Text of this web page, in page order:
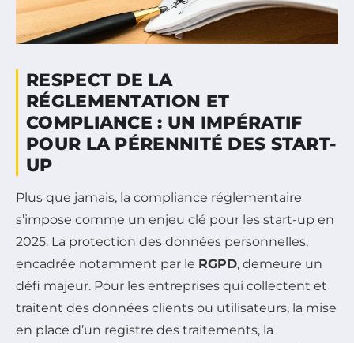
RESPECT DE LA
RÉGLEMENTATION ET
COMPLIANCE : UN IMPÉRATIF
POUR LA PÉRENNITÉ DES START-
UP
Plus que jamais, la compliance réglementaire
s’impose comme un enjeu clé pour les start-up en
2025. La protection des données personnelles,
encadrée notamment par le RGPD, demeure un
défi majeur. Pour les entreprises qui collectent et
traitent des données clients ou utilisateurs, la mise
en place d’un registre des traitements, la